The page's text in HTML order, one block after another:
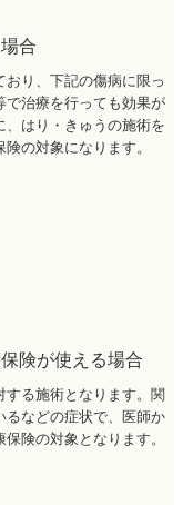
合
り、下記の傷病に限っ
で治療を行っても効果が
、はり・きゅうの施術を
の対象になります。
険が使える場合
する施術となります。関
るなどの症状で、医師か
険の対象となります。